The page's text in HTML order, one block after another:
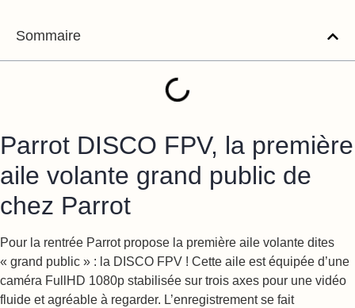
Sommaire
Parrot DISCO FPV, la première
aile volante grand public de
chez Parrot
Pour la rentrée Parrot propose la première aile volante dites
« grand public » : la DISCO FPV ! Cette aile est équipée d’une
caméra FullHD 1080p stabilisée sur trois axes pour une vidéo
fluide et agréable à regarder. L’enregistrement se fait